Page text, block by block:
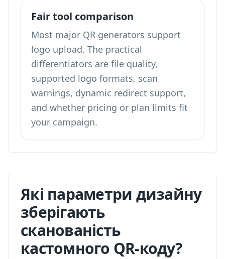
Fair tool comparison
Most major QR generators support
logo upload. The practical
differentiators are file quality,
supported logo formats, scan
warnings, dynamic redirect support,
and whether pricing or plan limits fit
your campaign.
Які параметри дизайну
зберігають
сканованість
кастомного QR-коду?